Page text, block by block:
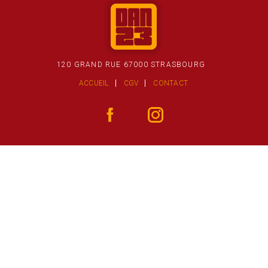
120 GRAND RUE 67000 STRASBOURG
ACCUEIL CGV CONTACT